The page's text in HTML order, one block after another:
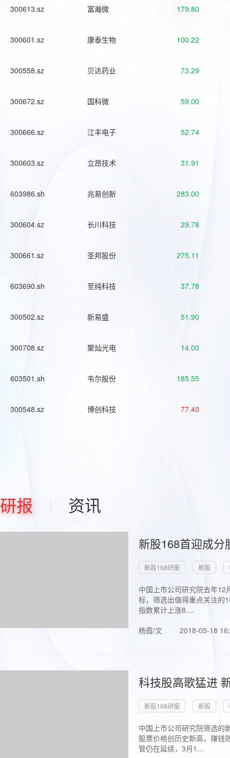
300613.sz 富瀚微 179.80
300601.sz 康泰生物 100.22
300558.sz 贝达药业 73.29
300672.sz 国科微 59.00
300666.sz 江丰电子 52.74
300603.sz 立昂技术 31.91
603986.sh 兆易创新 283.00
300604.sz 长川科技 29.78
300661.sz 圣邦股份 275.11
603690.sh 至纯科技 37.78
300502.sz 新易盛 51.90
300708.sz 聚灿光电 14.00
603501.sh 韦尔股份 185.55
300548.sz 博创科技 77.40
研报 资讯
新股168首迎成
新股168研报 新股
中国上市公司研究院去年
标，筛选出值得重点关注的
指数累计上涨8....
杨霞/文
2018-05-18
科技股高歌猛进
新股168研报 新股
中国上市公司研究院筛选的
股票价格创历史新高，赚钱
管仍在延续，3月1...